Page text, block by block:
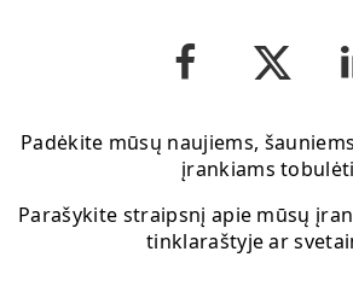
Padėkite mūsų naujiems,
įrankiams
Parašykite straipsnį apie mūsų
tinklaraštyje ar